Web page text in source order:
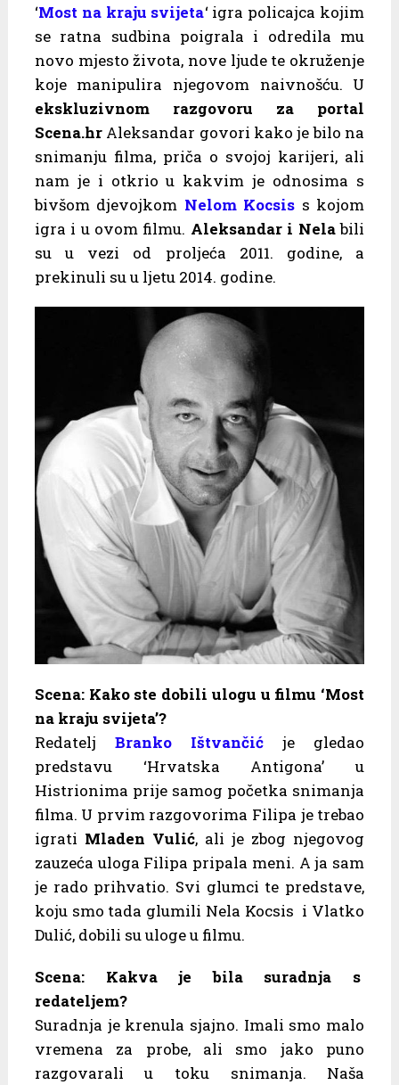
‘Most na kraju svijeta‘ igra policajca kojim
se ratna sudbina poigrala i odredila mu
novo mjesto života, nove ljude te okruženje
koje manipulira njegovom naivnošću. U
ekskluzivnom razgovoru za portal
Scena.hrAleksandar govori kako je bilo na
snimanju filma, priča o svojoj karijeri, ali
nam je i otkrio u kakvim je odnosima s
bivšom djevojkom Nelom Kocsis s kojom
igra i u ovom filmu. Aleksandar i Nelabili
su u vezi od proljeća 2011. godine, a
prekinuli su u ljetu 2014. godine.
Scena: Kako ste dobili ulogu u filmu ‘Most
na kraju svijeta’?
Redatelj Branko Ištvančić je gledao
predstavu ‘Hrvatska Antigona’ u
Histrionima prije samog početka snimanja
filma. U prvim razgovorima Filipa je trebao
igrati Mladen Vulić, ali je zbog njegovog
zauzeća uloga Filipa pripala meni. A ja sam
je rado prihvatio. Svi glumci te predstave,
koju smo tada glumili Nela Kocsis i Vlatko
Dulić, dobili su uloge u filmu.
Scena: Kakva je bila suradnja s
redateljem?
Suradnja je krenula sjajno. Imali smo malo
vremena za probe, ali smo jako puno
razgovarali u toku snimanja. Naša